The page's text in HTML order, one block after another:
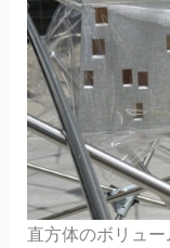
直方体のボリュ